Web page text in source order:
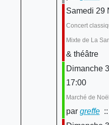
Samedi 29
Concert
Mixte de La
& théâtre
Dimanche
17:00
Marché de Noël
par greffe::